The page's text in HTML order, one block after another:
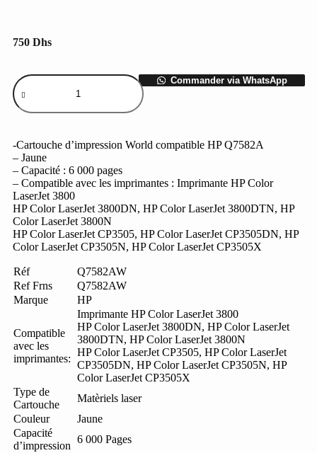
750 Dhs
Commander via WhatsApp
-Cartouche d’impression World compatible HP Q7582A
– Jaune
– Capacité : 6 000 pages
– Compatible avec les imprimantes : Imprimante HP Color
LaserJet 3800
HP Color LaserJet 3800DN, HP Color LaserJet 3800DTN, HP
Color LaserJet 3800N
HP Color LaserJet CP3505, HP Color LaserJet CP3505DN, HP
Color LaserJet CP3505N, HP Color LaserJet CP3505X
Réf
Q7582AW
Ref Frns
Q7582AW
Marque
HP
Compatible
avec les
imprimantes:
Imprimante HP Color LaserJet 3800
HP Color LaserJet 3800DN, HP Color LaserJet
3800DTN, HP Color LaserJet 3800N
HP Color LaserJet CP3505, HP Color LaserJet
CP3505DN, HP Color LaserJet CP3505N, HP
Color LaserJet CP3505X
Type de
Cartouche
Matèriels laser
Couleur
Jaune
Capacité
d’impression
6 000 Pages